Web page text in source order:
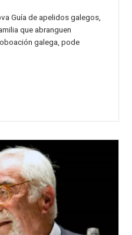
Guía de apelidos galegos,
que abranguen
galega, pode